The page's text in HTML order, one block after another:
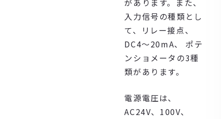
入力信号の種類とし
て、リレー接点、
DC4～20mA、 ポテ
ンショメータの3種
類があります。
電源電圧は、
AC24V、100V、